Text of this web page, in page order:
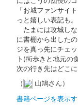
2024年12月21、22
石垣山城・北条五代
印。200枚限定。
小田原城
販売終了
2024年12月21、22
石垣山城・北条五代
「お城ファンサイ
っと嬉しい表記も。
たまには攻城し
に書棚から出した
ジを真っ先にチェ
ト(街歩きと地元の
次の行き先はどこに
（
山鳩さん）
書籍ページを表示